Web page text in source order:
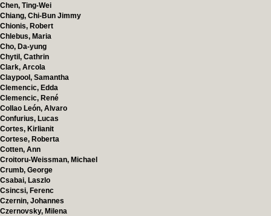
Chen, Ting-Wei
Chiang, Chi-Bun Jimmy
Chionis, Robert
Chlebus, Maria
Cho, Da-yung
Chytil, Cathrin
Clark, Arcola
Claypool, Samantha
Clemencic, Edda
Clemencic, René
Collao León, Alvaro
Confurius, Lucas
Cortes, Kirlianit
Cortese, Roberta
Cotten, Ann
Croitoru-Weissman, Michael
Crumb, George
Csabai, Laszlo
Csincsi, Ferenc
Czernin, Johannes
Czernovsky, Milena